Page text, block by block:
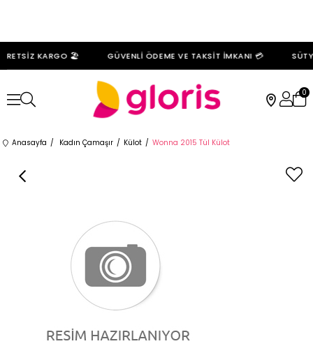
KARGO 🏖️ GÜVENLİ ÖDEME VE TAKSİT İMKANI 💳
0
Anasayfa Kadın Çamaşır Külot Wonna 2015 Tül Külot